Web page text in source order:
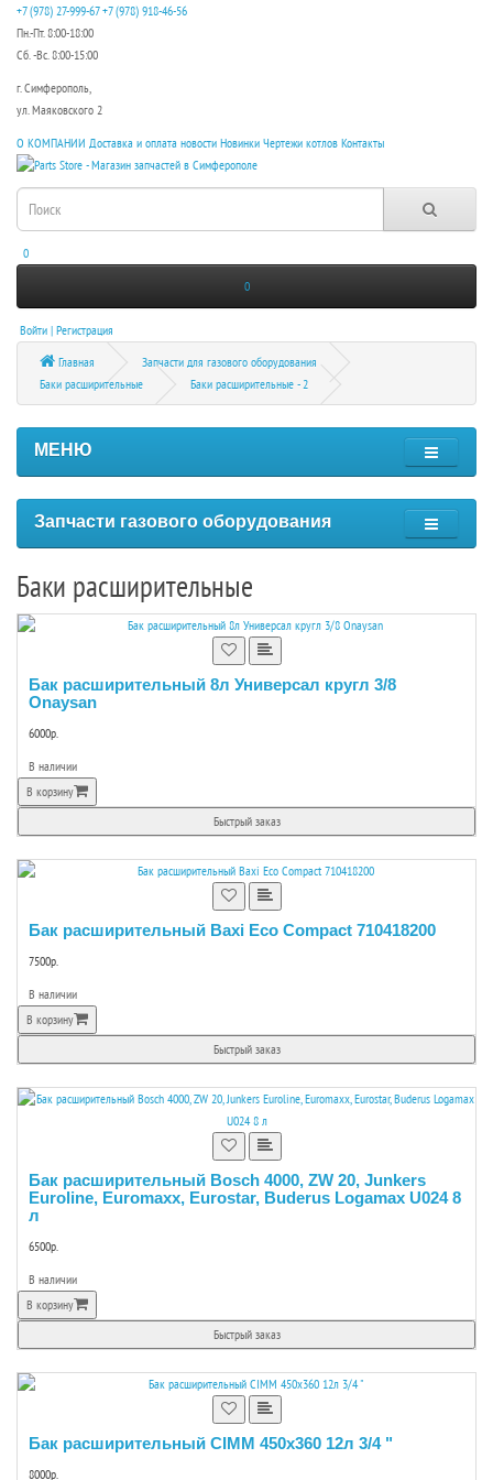
+7 (978) 27-999-67 +7 (978) 918-46-56
Пн.-Пт. 8:00-18:00
Сб. -Вс. 8:00-15:00
г. Симферополь,
ул. Маяковского 2
О КОМПАНИИ Доставка и оплата новости Новинки Чертежи котлов Контакты
0
0
Войти | Регистрация
Главная
Запчасти для газового оборудования
Баки расширительные
Баки расширительные - 2
МЕНЮ
Запчасти газового оборудования
Баки расширительные
Бак расширительный 8л Универсал кругл 3/8
Onaysan
6000р.
В наличии
В корзину
Быстрый заказ
Бак расширительный Baxi Eco Compact 710418200
7500р.
В наличии
В корзину
Быстрый заказ
Бак расширительный Bosch 4000, ZW 20, Junkers
Euroline, Euromaxx, Eurostar, Buderus Logamax U024 8
л
6500р.
В наличии
В корзину
Быстрый заказ
Бак расширительный CIMM 450х360 12л 3/4 "
8000р.